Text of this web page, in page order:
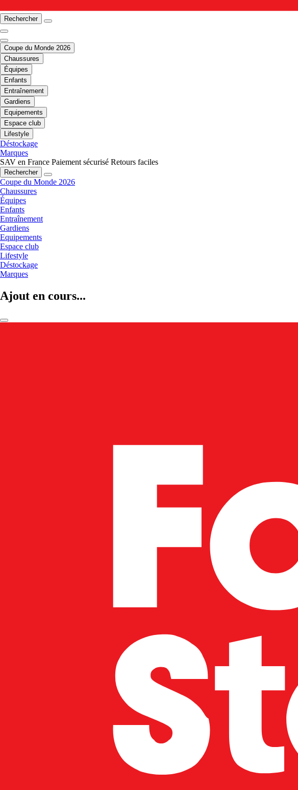
Rechercher
Coupe du Monde 2026
Chaussures
Équipes
Enfants
Entraînement
Gardiens
Equipements
Espace club
Lifestyle
Déstockage
Marques
SAV en France Paiement sécurisé Retours faciles
Rechercher
Coupe du Monde 2026
Chaussures
Équipes
Enfants
Entraînement
Gardiens
Equipements
Espace club
Lifestyle
Déstockage
Marques
Ajout en cours...